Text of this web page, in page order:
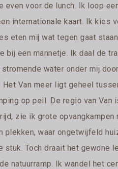
voor de lunch. Ik loop
internationale kaart. Ik kies
eten mij wat tegen gaat
bij een mannetje. Ik daal de
water onder mij
Van meer ligt geheel
op peil. De regio van
zie ik grote
plekken, waar ongetwijfeld
Toch draait het gewone
natuurramp. Ik wandel het